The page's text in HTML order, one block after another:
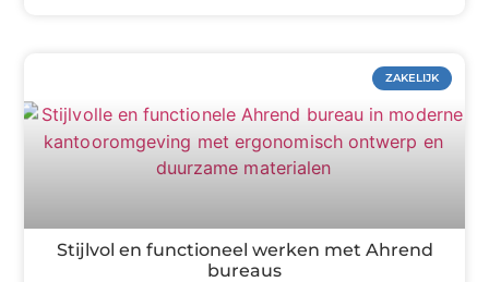
ZAKELIJK
Stijlvol en functioneel werken met Ahrend
bureaus